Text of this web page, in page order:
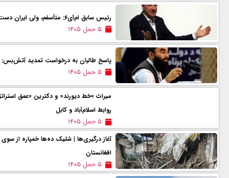
رئیس سابق ام‌آی۶: متأسفم، ولی ايران دست برتر را دارد
۵ حمل ۱۴۰۵
پاسخ طالبان به درخواست تمدید آتش‌بس:
۵ حمل ۱۴۰۵
میراث «خط دیورند» و دکترین «عمق
روابط اسلام‌آباد و کابل
۵ حمل ۱۴۰۵
آغاز درگیری‌ها | شليک ده‌ها خمپاره از
افغانستان
۵ حمل ۱۴۰۵